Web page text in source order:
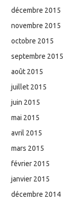
décembre 2015
novembre 2015
octobre 2015
septembre 2015
août 2015
juillet 2015
juin 2015
mai 2015
avril 2015
mars 2015
février 2015
janvier 2015
décembre 2014